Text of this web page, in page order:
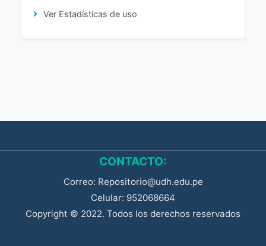
Ver Estadísticas de uso
CONTACTO:
Correo: Repositorio@udh.edu.pe
Celular: 952068664
Copyright © 2022. Todos los derechos reservados